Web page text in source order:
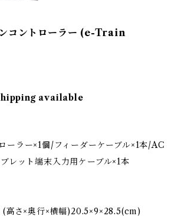
コントローラー (e-Train
available
ーラー×1個/フィーダーケーブル×1本/AC
レット端末入力用ケーブル×1本
(高さ×奥行×横幅)20.5×9×28.5(cm)